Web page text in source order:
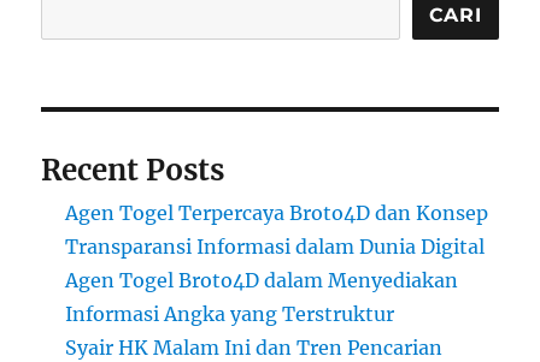
CARI
Recent Posts
Agen Togel Terpercaya Broto4D dan Konsep
Transparansi Informasi dalam Dunia Digital
Agen Togel Broto4D dalam Menyediakan
Informasi Angka yang Terstruktur
Syair HK Malam Ini dan Tren Pencarian